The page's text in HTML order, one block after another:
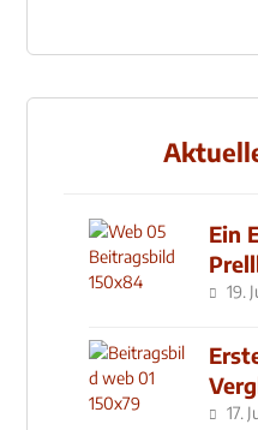
Ein
19.
seit
17.